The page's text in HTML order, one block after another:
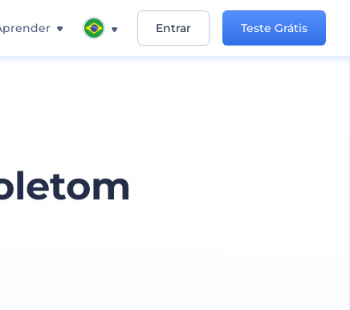
Entrar Teste Grátis